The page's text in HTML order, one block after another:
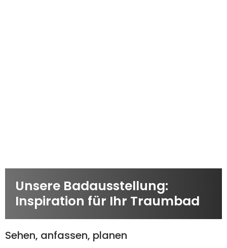
Unsere Badausstellung:
Inspiration für Ihr Traumbad
Sehen, anfassen, planen